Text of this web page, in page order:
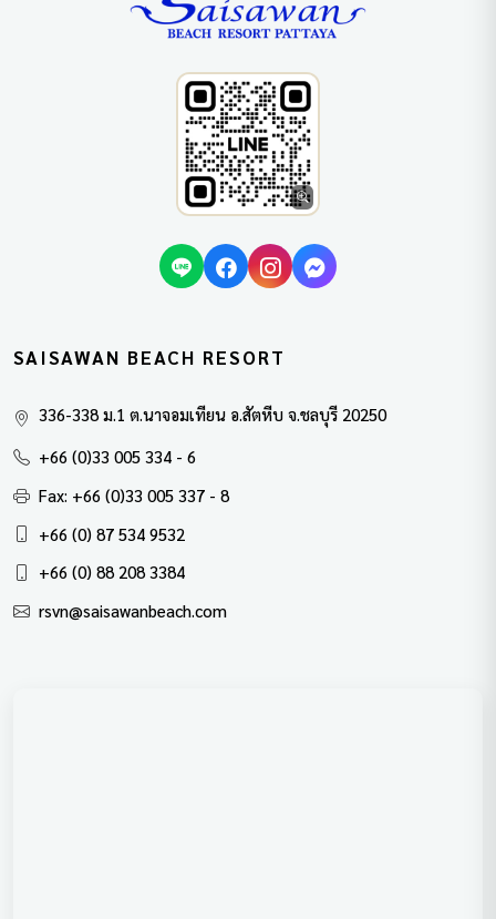
SAISAWAN BEACH RESORT
336-338 ม.1 ต.นาจอมเทียน อ.สัตหีบ จ.ชลบุรี 20250
+66 (0)33 005 334 - 6
Fax: +66 (0)33 005 337 - 8
+66 (0) 87 534 9532
+66 (0) 88 208 3384
rsvn@saisawanbeach.com